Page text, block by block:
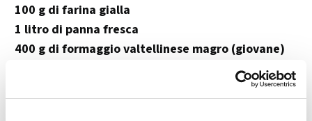
100 g di farina gialla
1 litro di panna fresca
400 g di formaggio valtellinese magro (giovane)
👩‍🍳 Preparazione: